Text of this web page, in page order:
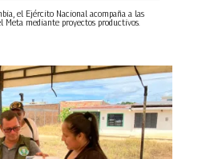
el Ejército Nacional acompaña a las
mediante proyectos productivos.